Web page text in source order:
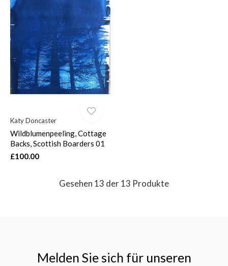
Katy Doncaster
Wildblumenpeeling, Cottage
Backs, Scottish Boarders 01
£100.00
Gesehen 13 der 13 Produkte
Melden Sie sich für unseren